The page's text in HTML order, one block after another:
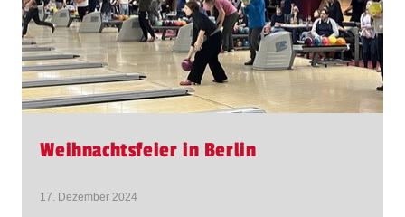
Weihnachtsfeier in Berlin
17. Dezember 2024